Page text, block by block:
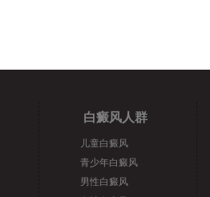
白癜风人群
儿童白癜风
青少年白癜风
男性白癜风